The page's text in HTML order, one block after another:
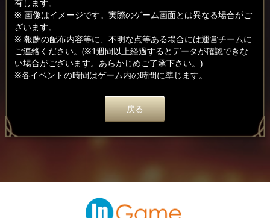
有します。
※ 画像はイメージです。実際のゲーム画面とは異なる場合がご
ざいます。
※ 報酬の配布内容等に、不明な点等ある場合には運営チームに
ご連絡ください。(※1週間以上経過するとデータが確認できな
い場合がございます。あらかじめご了承下さい。)
※各イベントの時間はゲーム内の時間に準じます。
戻る